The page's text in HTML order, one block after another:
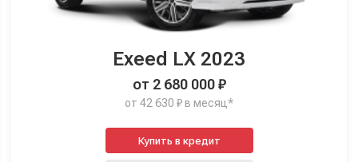
Exeed LX 2023
от 2 680 000 ₽
от 42 630 ₽ в месяц*
Купить в кредит